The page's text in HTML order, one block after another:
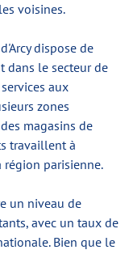
voisines.
dispose de
dans le secteur de
aux
zones
magasins de
travaillent à
parisienne.
un niveau de
avec un taux de
Bien que le